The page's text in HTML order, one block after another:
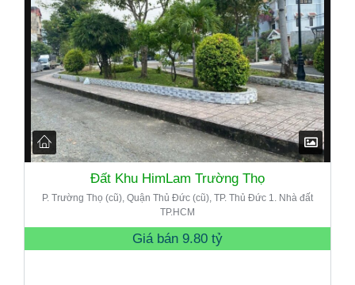
Đất Khu HimLam Trường Thọ
P. Trường Thọ (cũ), Quận Thủ Đức (cũ), TP. Thủ Đức 1. Nhà đất
TP.HCM
Giá bán 9.80 tỷ